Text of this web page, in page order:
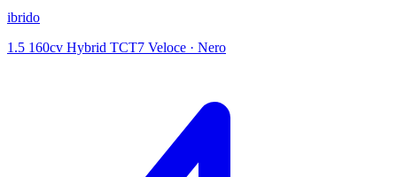
ibrido
1.5 160cv Hybrid TCT7 Veloce · Nero